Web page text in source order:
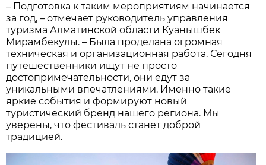
– Подготовка к таким мероприятиям начинается
за год, – отмечает руководитель управления
туризма Алматинской области Куанышбек
Мирамбекулы. – Была проделана огромная
техническая и организационная работа. Сегодня
путешественники ищут не просто
достопримечательности, они едут за
уникальными впечатлениями. Именно такие
яркие события и формируют новый
туристический бренд нашего региона. Мы
уверены, что фестиваль станет доброй
традицией.